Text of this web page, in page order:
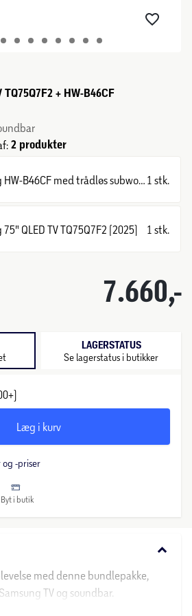
+ HW-B46CF
2 produkter
1 stk.
QLED TV TQ75Q7F2 (2025) 1 stk.
7.660,-
LAGERSTATUS
Se lagerstatus i butikker
Læg i kurv
og -priser
Byt i butik
keyboard_arrow_down
med denne bundlepakke,
TV og soundbar.